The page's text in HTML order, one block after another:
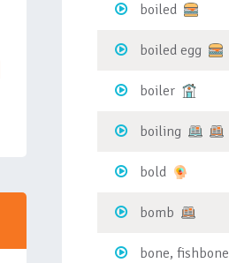
boiled
boiled egg
boiler
boiling
bold
bomb
bone, fishbone